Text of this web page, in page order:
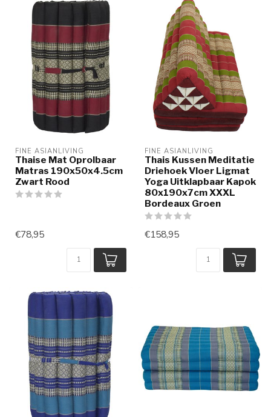
FINE ASIANLIVING
Thaise Mat Oprolbaar
Matras 190x50x4.5cm
Zwart Rood
€78,95
FINE ASIANLIVING
Thais Kussen Meditatie
Driehoek Vloer Ligmat
Yoga Uitklapbaar Kapok
80x190x7cm XXXL
Bordeaux Groen
€158,95